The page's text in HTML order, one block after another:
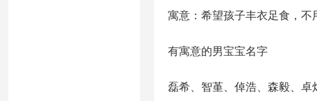
寓意：希望孩子丰衣足食，不
有寓意的男宝宝名字
磊希、智堇、倬浩、森毅、卓